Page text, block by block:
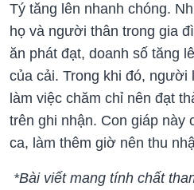
Tý tăng lên nhanh chóng.
họ và người thân trong gia
ăn phát đạt, doanh số tăng
của cải. Trong khi đó,
làm việc chăm chỉ nên đạt
trên ghi nhận. Con giáp này
ca, làm thêm giờ nên thu
*Bài viết mang tính chất